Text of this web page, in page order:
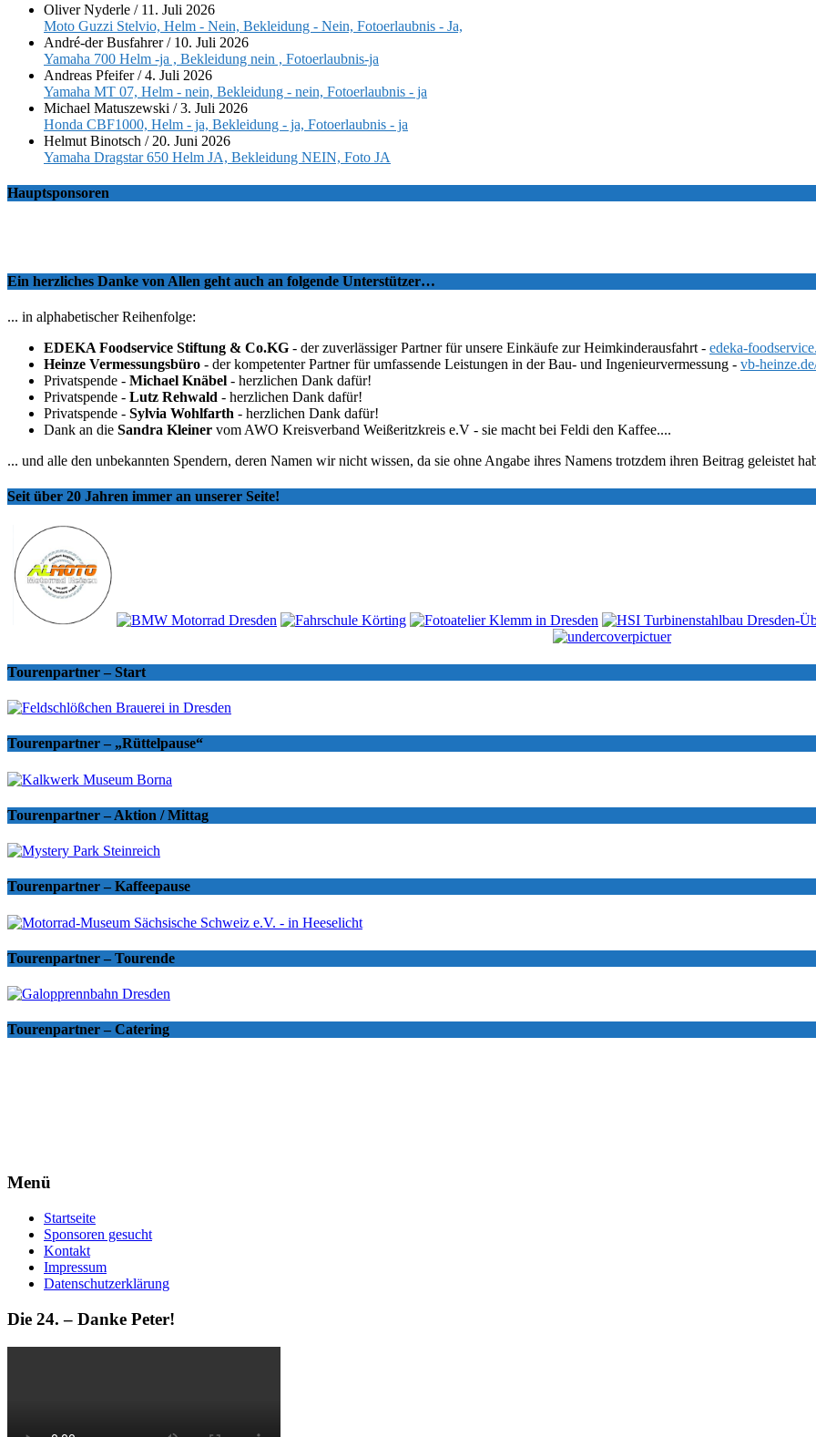
Oliver Nyderle / 11. Juli 2026
Moto Guzzi Stelvio, Helm - Nein, Bekleidung - Nein, Fotoerlaubnis - Ja,
André-der Busfahrer/ 10. Juli 2026
Yamaha 700 Helm -ja , Bekleidung nein , Fotoerlaubnis-ja
Andreas Pfeifer/4. Juli 2026
Yamaha MT 07, Helm - nein, Bekleidung - nein, Fotoerlaubnis - ja
Michael Matuszewski /3. Juli 2026
Honda CBF1000, Helm - ja, Bekleidung - ja, Fotoerlaubnis - ja
Helmut Binotsch / 20. Juni 2026
Yamaha Dragstar 650 Helm JA, Bekleidung NEIN, Foto JA
Hauptsponsoren
Ein herzliches Danke von Allen geht auch an folgende Unterstützer…
... in alphabetischer Reihenfolge:
EDEKA Foodservice Stiftung & Co.KG - der zuverlässiger Partner für unsere Einkäufe zur Heimkinderausfahrt - edeka-
Heinze Vermessungsbüro - der kompetenter Partner für umfassende Leistungen in der Bau- und Ingenieurvermessung - vb-
Privatspende - Michael Knäbel - herzlichen Dank dafür!
Privatspende - Lutz Rehwald - herzlichen Dank dafür!
Privatspende - Sylvia Wohlfarth - herzlichen Dank dafür!
Dank an die Sandra Kleiner vom AWO Kreisverband Weißeritzkreis e.V - sie macht bei Feldi den Kaffee....
... und alle den unbekannten Spendern, deren Namen wir nicht wissen, da sie ohne Angabe ihres Namens trotzdem ihren Beitrag geleistet
Seit über 20 Jahren immer an unserer Seite!
Tourenpartner – Start
Tourenpartner – „Rüttelpause“
Tourenpartner – Aktion / Mittag
Tourenpartner – Kaffeepause
Tourenpartner – Tourende
Tourenpartner – Catering
Menü
Startseite
Sponsoren gesucht
Kontakt
Impressum
Datenschutzerklärung
Die 24. – Danke Peter!